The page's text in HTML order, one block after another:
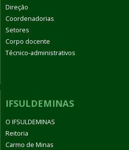
Direção
Coordenadorias
Setores
Corpo docente
Técnico-administrativos
IFSULDEMINAS
O IFSULDEMINAS
Reitoria
Carmo de Minas